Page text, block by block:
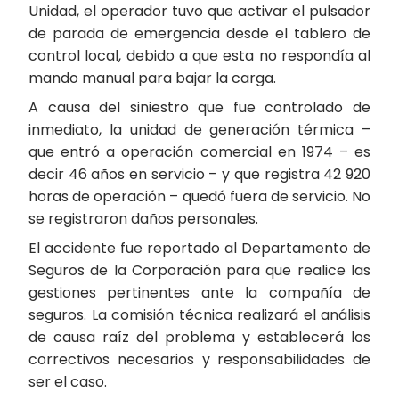
Unidad, el operador tuvo que activar el pulsador
de parada de emergencia desde el tablero de
control local, debido a que esta no respondía al
mando manual para bajar la carga.
A causa del siniestro que fue controlado de
inmediato, la unidad de generación térmica –
que entró a operación comercial en 1974 – es
decir 46 años en servicio – y que registra 42 920
horas de operación – quedó fuera de servicio. No
se registraron daños personales.
El accidente fue reportado al Departamento de
Seguros de la Corporación para que realice las
gestiones pertinentes ante la compañía de
seguros. La comisión técnica realizará el análisis
de causa raíz del problema y establecerá los
correctivos necesarios y responsabilidades de
ser el caso.